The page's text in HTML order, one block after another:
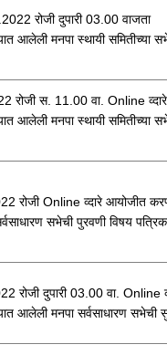
रोजी दुपारी 03.00 वाजता
आलेली मनपा स्थायी समितीच्या
रोजी स. 11.00 वा. Online व्दारे
आलेली मनपा स्थायी समितीच्या
रोजी Online व्दारे आयोजीत
सभेची पुरवणी विषय
रोजी दुपारी 03.00 वा. Online
आलेली मनपा सर्वसाधारण सभेची